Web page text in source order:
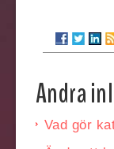
Andra
Vad gör